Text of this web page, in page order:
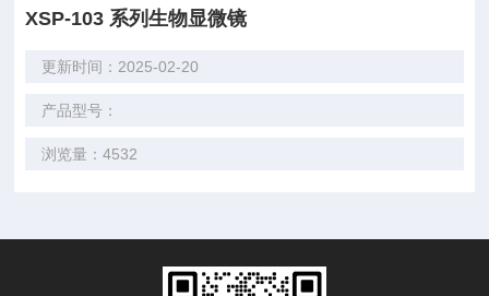
XSP-103 系列生物显微镜
更新时间：2025-02-20
产品型号：
浏览量：4532